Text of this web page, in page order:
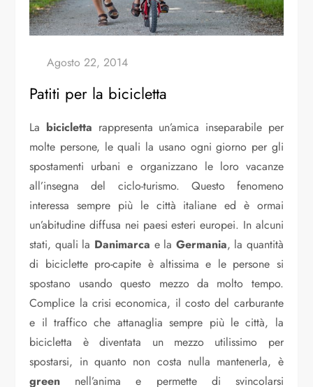
Patiti per la bicicletta
La bicicletta rappresenta un’amica inseparabile per
molte persone, le quali la usano ogni giorno per gli
spostamenti urbani e organizzano le loro vacanze
all’insegna del ciclo-turismo. Questo fenomeno
interessa sempre più le città italiane ed è ormai
un’abitudine diffusa nei paesi esteri europei. In alcuni
stati, quali la Danimarca e la Germania, la quantità
di biciclette pro-capite è altissima e le persone si
spostano usando questo mezzo da molto tempo.
Complice la crisi economica, il costo del carburante
e il traffico che attanaglia sempre più le città, la
bicicletta è diventata un mezzo utilissimo per
spostarsi, in quanto non costa nulla mantenerla, è
green nell’anima e permette di svincolarsi